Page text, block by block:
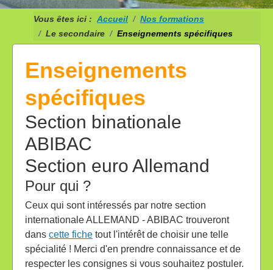
Vous êtes ici : Accueil
Nos formations
Le secondaire
Enseignements spécifiques
Enseignements
spécifiques
Section binationale
ABIBAC
Section euro Allemand
Pour qui ?
Ceux qui sont intéressés par notre section
internationale ALLEMAND - ABIBAC trouveront
dans cette fiche tout l'intérêt de choisir une telle
spécialité ! Merci d'en prendre connaissance et de
respecter les consignes si vous souhaitez postuler.